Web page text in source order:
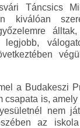
Táncsics
kiválóan
legjobb,
a Budakeszi
csapata is, amely
nem
az